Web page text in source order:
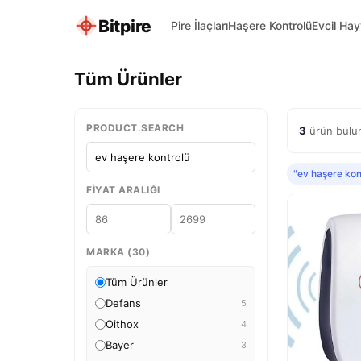
Bitpire Pire İlaçlarıHaşere KontrolüEvcil
Tüm Ürünler
PRODUCT.SEARCH
FIYAT ARALIĞI
MARKA (30)
Tüm Ürünler
Defans
5
Oithox 4
Bayer 3
3 ürün
"ev haşere